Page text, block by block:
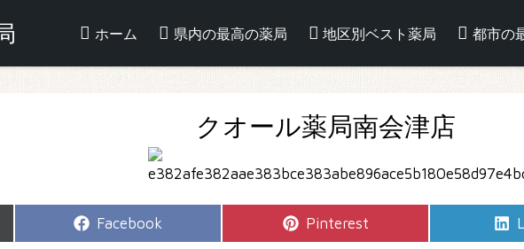
ホーム 県内の最高の薬局 地区別ベスト薬局 都市の
クオール薬局南会津店
Share
Facebook
Share
Pinterest